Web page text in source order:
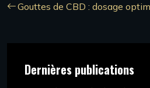
Gouttes de CBD : dosage
Dernières publications